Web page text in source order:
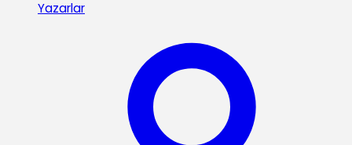
Yazarlar